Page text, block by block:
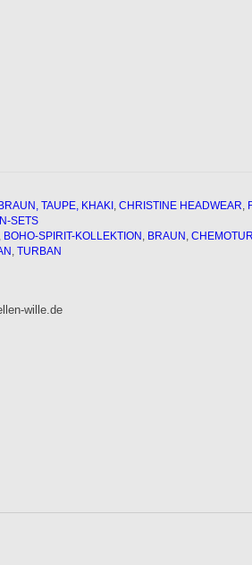
TAUPE, KHAKI CHRISTINE HEADWEAR
SETS
BOHO-SPIRIT-KOLLEKTION BRAUN
TURBAN
wille.de